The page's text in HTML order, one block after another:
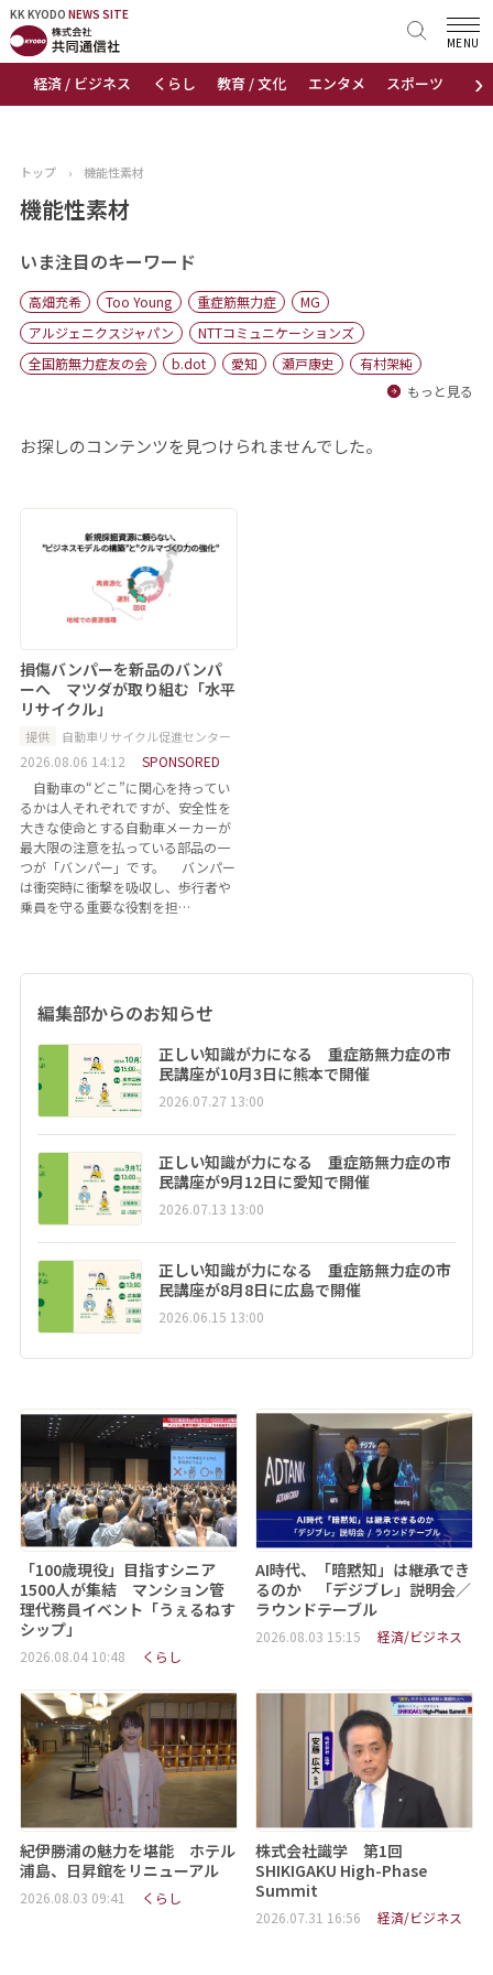
KK KYODO NEWS SITE
›
経済 / ビジネス くらし 教育 / 文化 エンタメ スポーツ 地域
MENU
KK KYODONEWS SITE
トップページ
ニュース
おすすめコンテンツ
出版物
会社概要
トップ › 機能性素材
機能性素材
いま注目のキーワード
高畑充希 Too Young 重症筋無力症
MG
アルジェニクスジャパン
NTTコミュニケーションズ
全国筋無力症友の会
b.dot 愛知 瀬戸康史
有村架純
もっと見る
お探しのコンテンツを見つけられませんでした。
損傷バンパーを新品のバンパ
ーへ マツダが取り組む「水平
リサイクル」
提供 自動車リサイクル促進センター
2026.08.06 14:12
SPONSORED
自動車の“どこ”に関心を持ってい
るかは人それぞれですが、安全性を
大きな使命とする自動車メーカーが
最大限の注意を払っている部品の一
つが「バンパー」です。 バンパー
は衝突時に衝撃を吸収し、歩行者や
乗員を守る重要な役割を担…
編集部からのお知らせ
正しい知識が力になる 重症筋無力症の市
民講座が10月3日に熊本で開催
2026.07.27 13:00
正しい知識が力になる 重症筋無力症の市
民講座が9月12日に愛知で開催
2026.07.13 13:00
正しい知識が力になる 重症筋無力症の市
民講座が8月8日に広島で開催
2026.06.15 13:00
「100歳現役」目指すシニア
1500人が集結 マンション管
理代務員イベント「うぇるねす
シップ」
2026.08.04 10:48 くらし
AI時代、「暗黙知」は継承でき
るのか 「デジブレ」説明会／
ラウンドテーブル
2026.08.03 15:15 経済/ビジネス
紀伊勝浦の魅力を堪能 ホテル
浦島、日昇館をリニューアル
2026.08.03 09:41 くらし
株式会社識学 第1回
SHIKIGAKU High-Phase
Summit
2026.07.31 16:56 経済/ビジネス